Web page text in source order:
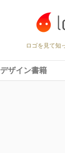
ロゴを見て知
デザイン書籍